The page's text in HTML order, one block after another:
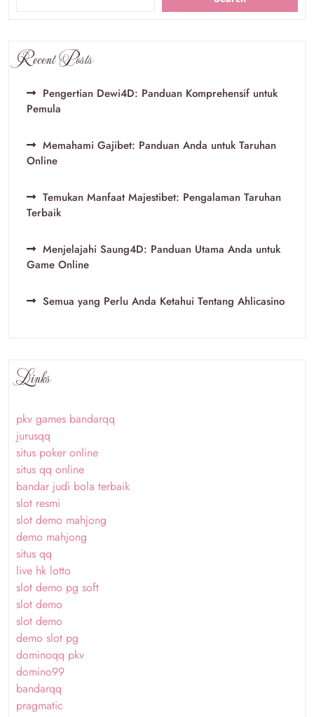
Recent Posts
Pengertian Dewi4D: Panduan Komprehensif untuk
Pemula
Memahami Gajibet: Panduan Anda untuk Taruhan
Online
Temukan Manfaat Majestibet: Pengalaman Taruhan
Terbaik
Menjelajahi Saung4D: Panduan Utama Anda untuk
Game Online
Semua yang Perlu Anda Ketahui Tentang Ahlicasino
Links
pkv games bandarqq
jurusqq
situs poker online
situs qq online
bandar judi bola terbaik
slot resmi
slot demo mahjong
demo mahjong
situs qq
live hk lotto
slot demo pg soft
slot demo
slot demo
demo slot pg
dominoqq pkv
domino99
bandarqq
pragmatic